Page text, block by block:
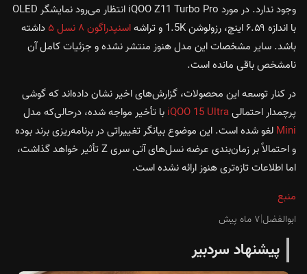
وجود ندارد. در مورد iQOO Z11 Turbo Pro انتظار می‌رود نمایشگر OLED
با اندازه ۶.۵۹ اینچ، رزولوشن 1.5K و تراشه
اسنپدراگون ۸ نسل ۵
داشته
باشد. سایر مشخصات این مدل هنوز منتشر نشده و جزئیات کامل آن
نامشخص باقی مانده است.
در کنار توسعه این محصولات، گزارش‌های اخیر نشان داده‌اند که گوشی
پرچمدار احتمالیiQOO 15 Ultra با تأخیر مواجه شده، درحالی‌که مدل
Mini لغو شده است. این موضوع بیانگر تغییراتی در برنامه‌ریزی برند بوده
و احتمالاً بر زمان‌بندی عرضه نسل‌های آتی سری Z تأثیر خواهد گذاشت،
اما اطلاعات تازه‌تری هنوز ارائه نشده است.
منبع
ابوالفضل|۷ ماه پیش
پیشنهاد سردبیر